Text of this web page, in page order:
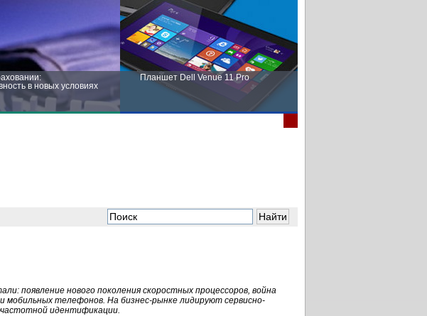
в новых условиях
Планшет Dell Venue 11 Pro
появление нового поколения скоростных процессоров, война
мобильных телефонов. На бизнес-рынке лидируют сервисно-
идентификации.